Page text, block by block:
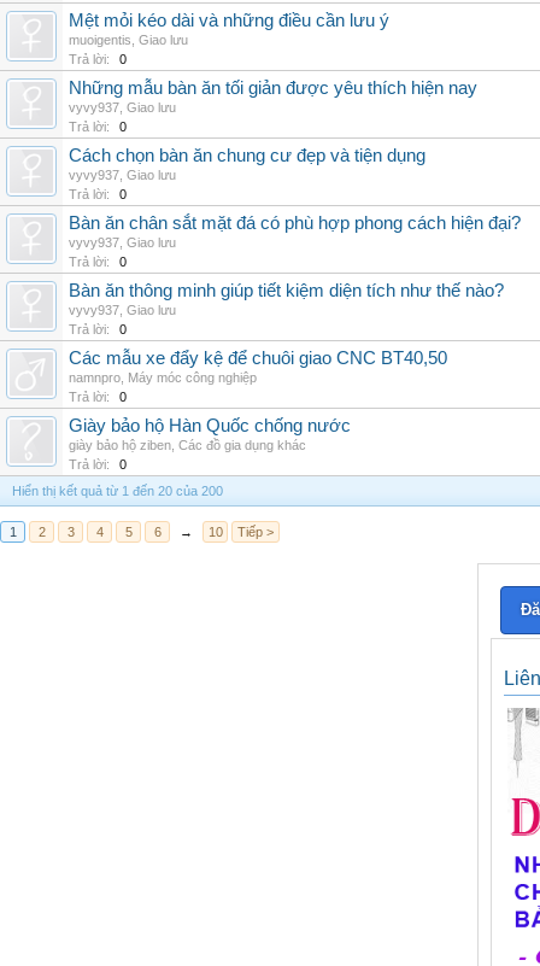
Mệt mỏi kéo dài và những điều cần lưu ý
muoigentis Giao lưu
Trả lời:
0
Những mẫu bàn ăn tối giản được yêu thích hiện nay
vyvy937 Giao lưu
Trả lời:
0
Cách chọn bàn ăn chung cư đẹp và tiện dụng
vyvy937 Giao lưu
Trả lời:
0
Bàn ăn chân sắt mặt đá có phù hợp phong cách hiện đại?
vyvy937 Giao lưu
Trả lời:
0
Bàn ăn thông minh giúp tiết kiệm diện tích như thế nào?
vyvy937 Giao lưu
Trả lời:
0
Các mẫu xe đẩy kệ để chuôi giao CNC BT40,50
namnpro Máy móc công nghiệp
Trả lời:
0
Giày bảo hộ Hàn Quốc chống nước
giày bảo hộ ziben Các đồ gia dụng khác
Trả lời:
0
Hiển thị kết quả từ 1 đến 20 của 200
1 2 3 4 5 6 → 10 Tiếp >